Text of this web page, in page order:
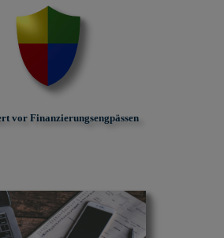
vor Finanzierungs­engpässen